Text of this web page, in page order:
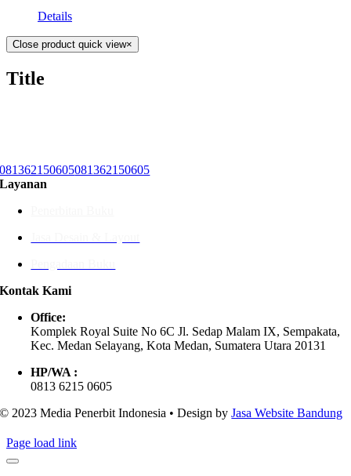
Details
Close product quick view×
Title
081362150605081362150605
Layanan
Kontak Kami
Office:
Komplek Royal Suite No 6C Jl. Sedap Malam IX, Sempakata,
Kec. Medan Selayang, Kota Medan, Sumatera Utara 20131
HP/WA :
0813 6215 0605
© 2023 Media Penerbit Indonesia • Design byJasa Website Bandung
Page load link